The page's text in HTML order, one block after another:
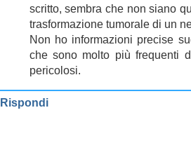
scritto, sembra che non siano
trasformazione tumorale di un
Non ho informazioni precise
che sono molto più frequenti
pericolosi.
Rispondi